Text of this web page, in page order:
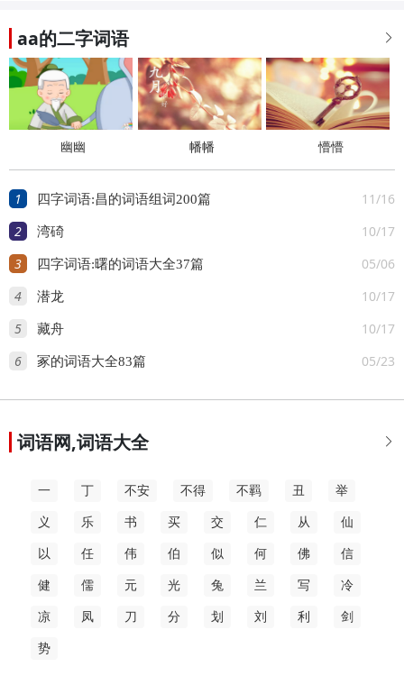

aa的二字词语
幽幽 幡幡 懵懵
1 11/16
四字词语:昌的词语组词200篇
2 10/17
湾碕
3 05/06
四字词语:曙的词语大全37篇
4 10/17
潜龙
5 10/17
藏舟
6 05/23
冢的词语大全83篇

词语网,词语大全
一 丁 不安 不得 不羁 丑 举
义 乐 书 买 交 仁 从 仙
以 任 伟 伯 似 何 佛 信
健 儒 元 光 兔 兰 写 冷
凉 凤 刀 分 划 刘 利 剑
势